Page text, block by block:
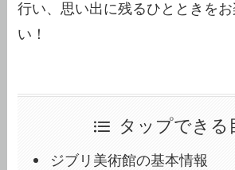
行い、思い出に残るひとときをお
い！
タップできる
ジブリ美術館の基本情報